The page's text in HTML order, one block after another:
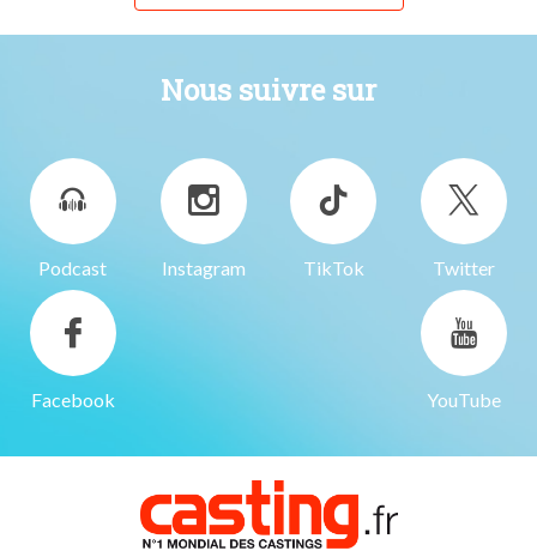
Nous suivre sur
Podcast Instagram TikTok Twitter
Facebook YouTube